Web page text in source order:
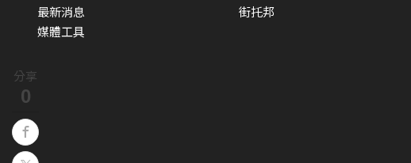
分享
0
最新消息
媒體工具
街托邦